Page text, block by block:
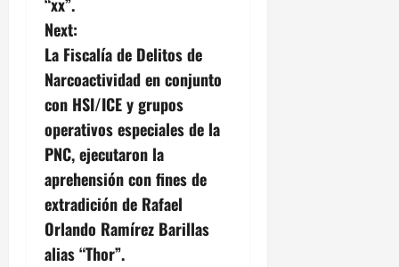
a
v
i
g
a
t
i
Next:
La Fiscalía de Delitos de
Narcoactividad en conjunto
con HSI/ICE y grupos
operativos especiales de la
PNC, ejecutaron la
aprehensión con fines de
extradición de Rafael
Orlando Ramírez Barillas
alias “Thor”.